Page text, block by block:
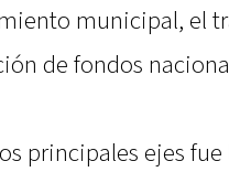
municipal, el
de fondos
principales ejes